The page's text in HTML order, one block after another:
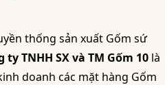
thống sản xuất Gốm sứ
ty TNHH SX và TM Gốm 10 là
doanh các mặt hàng Gốm